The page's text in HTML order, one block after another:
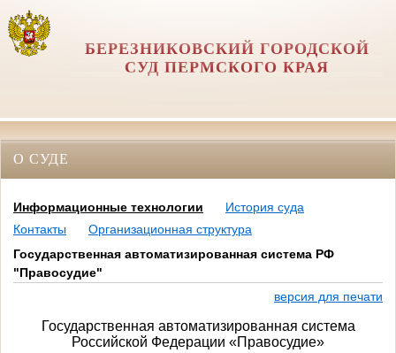
БЕРЕЗНИКОВСКИЙ ГОРОДСКОЙ
СУД ПЕРМСКОГО КРАЯ
О СУДЕ
Информационные технологии
История суда
Контакты
Организационная структура
Государственная автоматизированная система РФ
"Правосудие"
версия для печати
Государственная автоматизированная система
Российской Федерации «Правосудие»